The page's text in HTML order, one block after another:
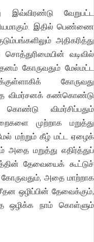
வேறுபட்ட
இதில் பெண்ணை
அதிகரித்து
வடிவில்
கோருவதும் மேல்மட்ட
கோருவது
விமர்சனக் கண்கொண்டு
விமர்சிப்பதும்
முற்றாக மறுத்து
மற்றும் கீழ் மட்ட ஏழைக்
அதை மறுத்து எதிர்த்துப்
தேவையைக் கூட்டுச்
அதை மாற்றாக
ஒழிப்பின் தேவைக்கும்,
ஒழிக்க நாம் கொள்ளும்